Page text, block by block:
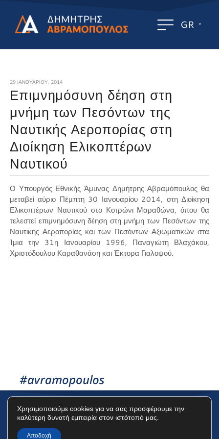
GR
29 ΙΑΝΟΥΑΡΊΟΥ, 2014
Επιμνημόσυνη δέηση στη
μνήμη των Πεσόντων της
Ναυτικής Αεροπορίας στη
Διοίκηση Ελικοπτέρων
Ναυτικού
Ο Υπουργός Εθνικής Άμυνας Δημήτρης Αβραμόπουλος θα
μεταβεί αύριο Πέμπτη 30 Ιανουαρίου 2014, στη Διοίκηση
Ελικοπτέρων Ναυτικού στο Κοτρώνι Μαραθώνα, όπου θα
τελεστεί επιμνημόσυνη δέηση στη μνήμη των Πεσόντων της
Ναυτικής Αεροπορίας και των Πεσόντων Αξιωματικών στα
Ίμια την 31η Ιανουαρίου 1996, Παναγιώτη Βλαχάκου,
Χριστόδουλου Καραθανάση και Έκτορα Γιαλοψού.
#avramopoulos
Όροι ΧρήσηςΠολιτική Προστασίας Δεδομένων
Χρησιμοποιούμε cookies για να σας προσφέρουμε την
καλύτερη δυνατή εμπειρία στον ιστότοπό μας.
Αποδοχή